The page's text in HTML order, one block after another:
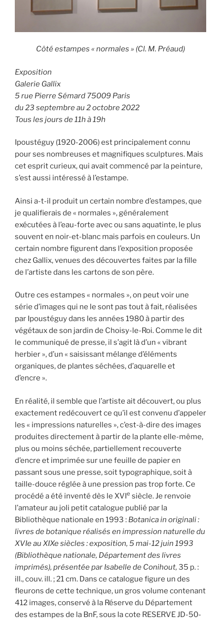
Côté estampes « normales » (Cl. M. Préaud)
Exposition
Galerie Gallix
5 rue Pierre Sémard 75009 Paris
du 23 septembre au 2 octobre 2022
Tous les jours de 11h à 19h
Ipoustéguy (1920-2006) est principalement connu
pour ses nombreuses et magnifiques sculptures. Mais
cet esprit curieux, qui avait commencé par la peinture,
s’est aussi intéressé à l’estampe.
Ainsi a-t-il produit un certain nombre d’estampes, que
je qualifierais de « normales », généralement
exécutées à l’eau-forte avec ou sans aquatinte, le plus
souvent en noir-et-blanc mais parfois en couleurs. Un
certain nombre figurent dans l’exposition proposée
chez Gallix, venues des découvertes faites par la fille
de l’artiste dans les cartons de son père.
Outre ces estampes « normales », on peut voir une
série d’images qui ne le sont pas tout à fait, réalisées
par Ipoustéguy dans les années 1980 à partir des
végétaux de son jardin de Choisy-le-Roi. Comme le dit
le communiqué de presse, il s’agit là d’un « vibrant
herbier », d’un « saisissant mélange d’éléments
organiques, de plantes séchées, d’aquarelle et
d’encre ».
En réalité, il semble que l’artiste ait découvert, ou plus
exactement redécouvert ce qu’il est convenu d’appeler
les « impressions naturelles », c’est-à-dire des images
produites directement à partir de la plante elle-même,
plus ou moins séchée, partiellement recouverte
d’encre et imprimée sur une feuille de papier en
passant sous une presse, soit typographique, soit à
taille-douce réglée à une pression pas trop forte. Ce
procédé a été inventé dès le XVIe siècle. Je renvoie
l’amateur au joli petit catalogue publié par la
Bibliothèque nationale en 1993 : Botanica in originali :
livres de botanique réalisés en impression naturelle du
XVIe au XIXe siècles : exposition, 5 mai-12 juin 1993
(Bibliothèque nationale, Département des livres
imprimés), présentée par Isabelle de Conihout, 35 p. :
ill., couv. ill. ; 21 cm. Dans ce catalogue figure un des
fleurons de cette technique, un gros volume contenant
412 images, conservé à la Réserve du Département
des estampes de la BnF, sous la cote RESERVE JD-50-